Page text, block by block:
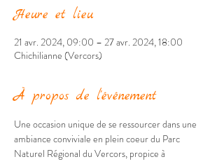
Heure et lieu
21 avr. 2024, 09:00 – 27 avr. 2024, 18:00
Chichilianne (Vercors)
À propos de l'événement
Une occasion unique de se ressourcer dans une
ambiance conviviale en plein coeur du Parc
Naturel Régional du Vercors, propice à